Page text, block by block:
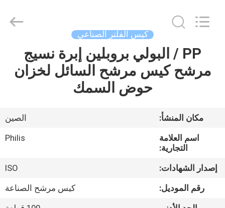
الصفحة
الرئيسية
معلومات
جولة
Technology
كيس الفلتر الصناعي
PP / البولي بروبلين إبرة نسيج
مرشح كيس مرشح السائل لخزان
حوض السمك
مكان المنشأ:
الصين
اسم العلامة
التجارية:
Philis
إصدار الشهادات:
ISO
رقم الموديل:
كيس مرشح الصناعة